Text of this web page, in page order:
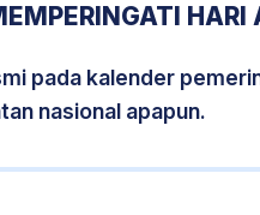
HARI
pada kalender
nasional apapun.